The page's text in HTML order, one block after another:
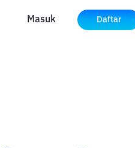
Masuk Daftar